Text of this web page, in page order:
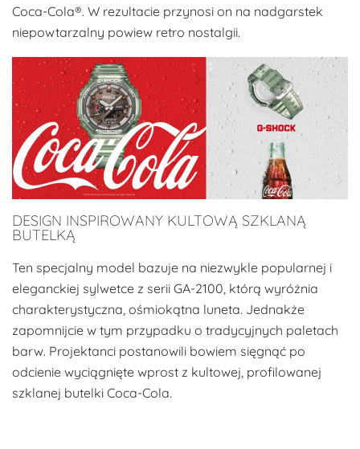
Coca-Cola®. W rezultacie przynosi on na nadgarstek
niepowtarzalny powiew retro nostalgii.
DESIGN INSPIROWANY KULTOWĄ SZKLANĄ
BUTELKĄ
Ten specjalny model bazuje na niezwykle popularnej i
eleganckiej sylwetce z serii GA-2100, którą wyróżnia
charakterystyczna, ośmiokątna luneta. Jednakże
zapomnijcie w tym przypadku o tradycyjnych paletach
barw. Projektanci postanowili bowiem sięgnąć po
odcienie wyciągnięte wprost z kultowej, profilowanej
szklanej butelki Coca-Cola.